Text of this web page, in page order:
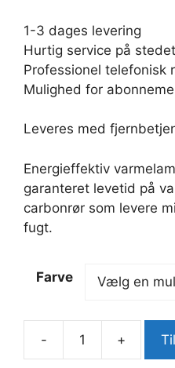
1-3 dages levering
Hurtig service på
Professionel telefonisk
Mulighed for
Leveres med
Energieffektiv
garanteret levetid på
carbonrør som levere
fugt.
Farve
- +